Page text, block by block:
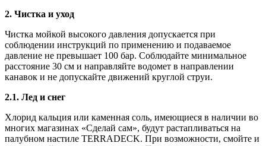
2. Чистка и уход
Чистка мойкой высокого давления допускается при
соблюдении инструкций по применению и подаваемое
давление не превышает 100 бар. Соблюдайте минимальное
расстояние 30 см и направляйте водомет в направлении
канавок и не допускайте движений круглой струи.
2.1. Лед и снег
Хлорид кальция или каменная соль, имеющиеся в наличии во
многих магазинах «Сделай сам», будут растапливаться на
палубном настиле TERRADECK. При возможности, смойте и